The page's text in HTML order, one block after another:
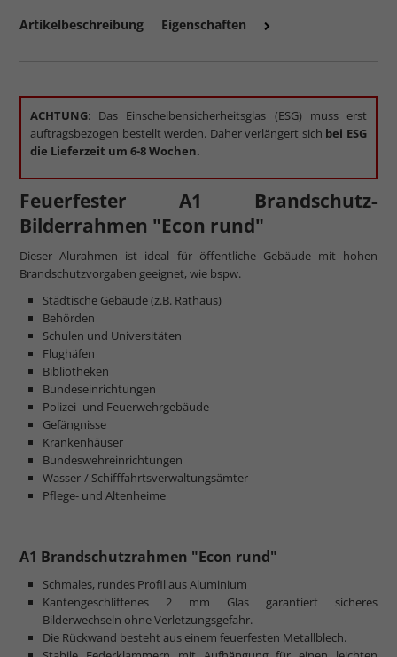
Artikelbeschreibung Eigenschaften
ACHTUNG: Das Einscheibensicherheitsglas (ESG) muss erst
auftragsbezogen bestellt werden. Daher verlängert sich bei ESG
die Lieferzeit um 6-8 Wochen.
Feuerfester A1 Brandschutz-
Bilderrahmen "Econ rund"
Dieser Alurahmen ist ideal für öffentliche Gebäude mit hohen
Brandschutzvorgaben geeignet, wie bspw.
Städtische Gebäude (z.B. Rathaus)
Behörden
Schulen und Universitäten
Flughäfen
Bibliotheken
Bundeseinrichtungen
Polizei- und Feuerwehrgebäude
Gefängnisse
Krankenhäuser
Bundeswehreinrichtungen
Wasser-/ Schifffahrtsverwaltungsämter
Pflege- und Altenheime
A1 Brandschutzrahmen "Econ rund"
Schmales, rundes Profil aus Aluminium
Kantengeschliffenes 2 mm Glas garantiert sicheres
Bilderwechseln ohne Verletzungsgefahr.
Die Rückwand besteht aus einem feuerfesten Metallblech.